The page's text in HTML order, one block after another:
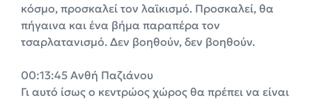
κόσμο, προσκαλεί τον λαϊκισμό. Προσκαλεί, θα
πήγαινα και ένα βήμα παραπέρα τον
τσαρλατανισμό. Δεν βοηθούν, δεν βοηθούν.
00:13:45 Ανθή Παζιάνου
Γι αυτό ίσως ο κεντρώος χώρος θα πρέπει να είναι